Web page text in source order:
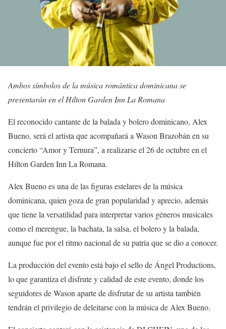
Ambos símbolos de la música romántica dominicana se
presentarán en el Hilton Garden Inn La Romana
El reconocido cantante de la balada y bolero dominicano, Alex
Bueno, será el artista que acompañará a Wason Brazobán en su
concierto “Amor y Ternura”, a realizarse el 26 de octubre en el
Hilton Garden Inn La Romana.
Alex Bueno es una de las figuras estelares de la música
dominicana, quien goza de gran popularidad y aprecio, además
que tiene la versatilidad para interpretar varios géneros musicales
como el merengue, la bachata, la salsa, el bolero y la balada,
aunque fue por el ritmo nacional de su patria que se dio a conocer.
La producción del evento está bajo el sello de Ángel Productions,
lo que garantiza el disfrute y calidad de este evento, donde los
seguidores de Wason aparte de disfrutar de su artista también
tendrán el privilegio de deleitarse con la música de Alex Bueno.